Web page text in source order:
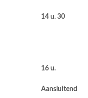
14 u. 30
16 u.
Aansluitend